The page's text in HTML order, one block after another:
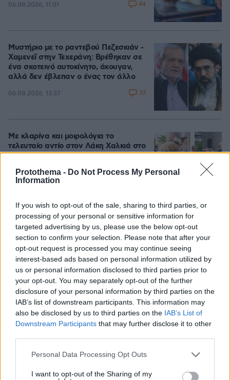
Protothema - Do Not Process My Personal
Information
If you wish to opt-out of the sale, sharing to third parties, or
processing of your personal or sensitive information for
targeted advertising by us, please use the below opt-out
section to confirm your selection. Please note that after your
opt-out request is processed you may continue seeing
interest-based ads based on personal information utilized by
us or personal information disclosed to third parties prior to
your opt-out. You may separately opt-out of the further
disclosure of your personal information by third parties on the
IAB’s list of downstream participants. This information may
also be disclosed by us to third parties on the IAB’s List of
Downstream Participants that may further disclose it to other
Please note that this website/app uses one or more Google
not limited to your visit or usage behaviour. You may click to
Personal Data Processing Opt Outs
I want to opt-out of the Sharing of my
06.08.2026, 11:01 44
Μυστήριο με το ραντεβού Πεζεσκιάν -
Χαμενεΐ στην Τεχεράνη: Βρέθηκαν σε
ένα σκοτεινό αυτοκίνητο, άκουγαν,
αλλά δεν έβλεπαν ο ένας τον άλλο
06.08.2026, 13:37 37
Με κλαρίνα και μοιρολόγια το
τελευταίο αντίο στον Λάκη Χαλκιά στο
A' Νεκροταφείο, συντετριμμένη η
06.08.2026, 13:10
Καρχαρίες τίγρεις, οι «σκουπιδοφάγοι»
του ωκεανού: Τρώνε από αχινούς
μέχρι γάτες και προφυλακτικά,
αψηφούν ακόμη και τους τυφώνες
06.08.2026, 14:45 28
Games